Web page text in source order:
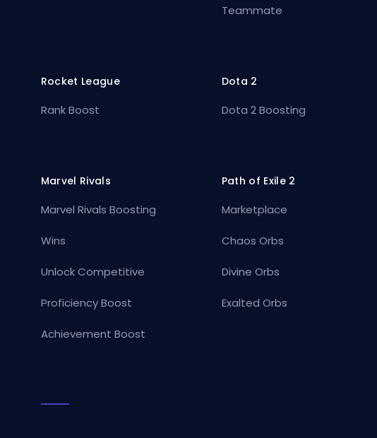
Teammate
Rocket League
Rank Boost
Dota 2
Dota 2 Boosting
Marvel Rivals
Marvel Rivals Boosting
Wins
Unlock Competitive
Proficiency Boost
Achievement Boost
Path of Exile 2
Marketplace
Chaos Orbs
Divine Orbs
Exalted Orbs